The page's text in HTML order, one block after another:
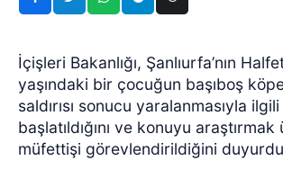
İçişleri Bakanlığı, Şanlıurfa’nın
yaşındaki bir çocuğun başıboş
saldırısı sonucu yaralanmasıyla
başlatıldığını ve konuyu
müfettişi görevlendirildiğini